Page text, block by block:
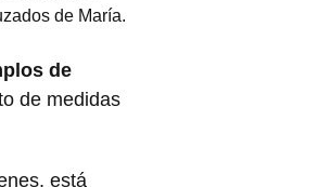
de María.
de
de medidas
está